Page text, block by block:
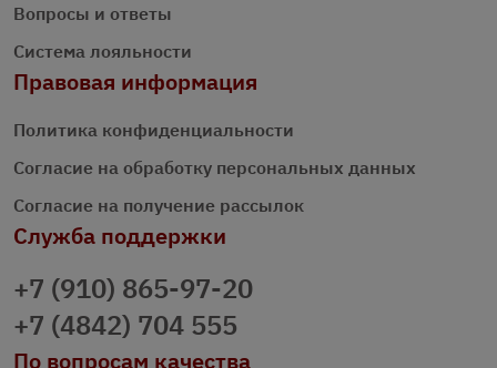
Вопросы и ответы
Система лояльности
Правовая информация
Политика конфиденциальности
Согласие на обработку персональных данных
Согласие на получение рассылок
Служба поддержки
+7 (910) 865-97-20
+7 (4842) 704 555
По вопросам качества